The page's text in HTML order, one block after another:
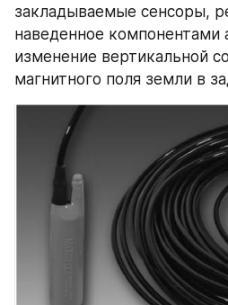
закладываемые сенсоры,
наведенное компонентами
изменение вертикальной
магнитного поля земли в